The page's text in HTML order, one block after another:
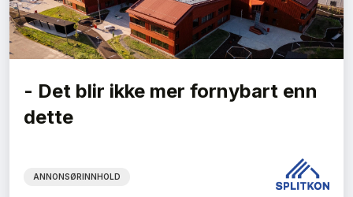
- Det blir ikke mer fornybart enn
dette
ANNONSØRINNHOLD